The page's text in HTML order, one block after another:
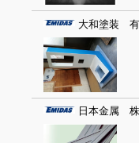
大和塗装
日本金属